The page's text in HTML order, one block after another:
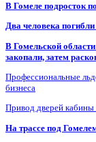
В Гомеле подросток
Два человека
В Гомельской
закопали, затем
Профессиональные
бизнеса
Привод дверей
На трассе под